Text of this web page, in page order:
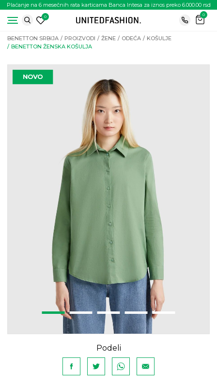
Plaćanje na 6 mesečnih rata karticama Banca Intesa za iznos preko 6.000.00 rsd
0
0
BENETTON SRBIJA PROIZVODI ŽENE ODEĆA
KOŠULJE
BENETTON ŽENSKA KOŠULJA
Podeli